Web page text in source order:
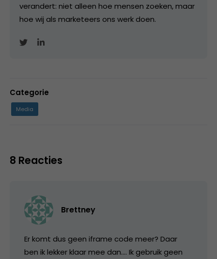
verandert: niet alleen hoe mensen zoeken, maar
hoe wij als marketeers ons werk doen.
Categorie
Media
8 Reacties
Brettney
Er komt dus geen iframe code meer? Daar
ben ik lekker klaar mee dan…. Ik gebruik geen